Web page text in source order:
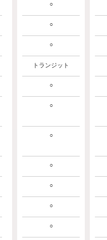
○
○
○
トランジット
○
○
○
○
○
○
○